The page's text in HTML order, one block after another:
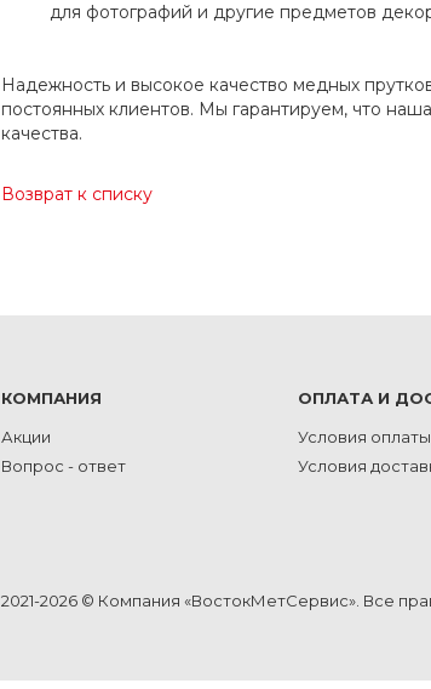
для фотографий и другие предметов
Надежность и высокое качество медных
постоянных клиентов. Мы гарантируем, что
качества.
Возврат к списку
КОМПАНИЯ
Акции
Вопрос - ответ
ОПЛАТА И
Условия оплаты
Условия
2021-2026 © Компания «ВостокМетСервис». Все